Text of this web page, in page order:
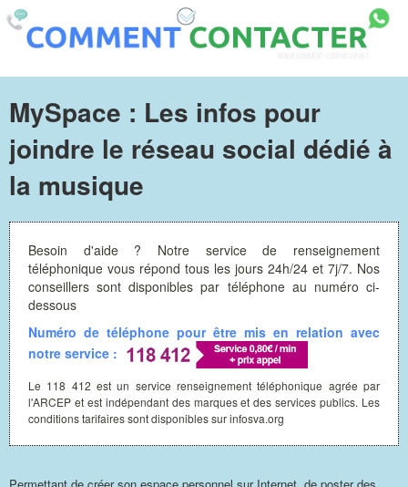
MySpace : Les infos pour
joindre le réseau social dédié à
la musique
Besoin d'aide ? Notre service de renseignement
téléphonique vous répond tous les jours 24h/24 et 7j/7. Nos
conseillers sont disponibles par téléphone au numéro ci-
dessous
Numéro de téléphone pour être mis en relation avec
notre service :
Le 118 412 est un service renseignement téléphonique agrée par
l'ARCEP et est indépendant des marques et des services publics. Les
conditions tarifaires sont disponibles sur infosva.org